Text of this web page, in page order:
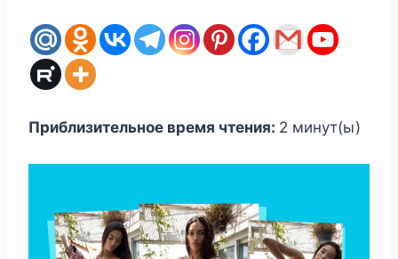
Приблизительное время чтения: 2 минут(ы)